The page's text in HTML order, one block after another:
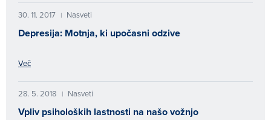
30. 11. 2017 | Nasveti
Depresija: Motnja, ki upočasni odzive
Več
28. 5. 2018 | Nasveti
Vpliv psiholoških lastnosti na našo vožnjo